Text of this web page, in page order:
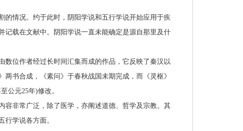
情况。约于此时，阴阳学说和五行学说开始应用于疾
记载在文献中。阴阳学说一直未能确定是源自那里及什
位作者经过长时间汇集而成的作品，它反映了秦汉以
书合成，《素问》于春秋战国未期完成，而《灵枢》
公元25年)修改。
非常广泛，除了医学，亦阐述道德、哲学及宗教。其
行学说各方面。